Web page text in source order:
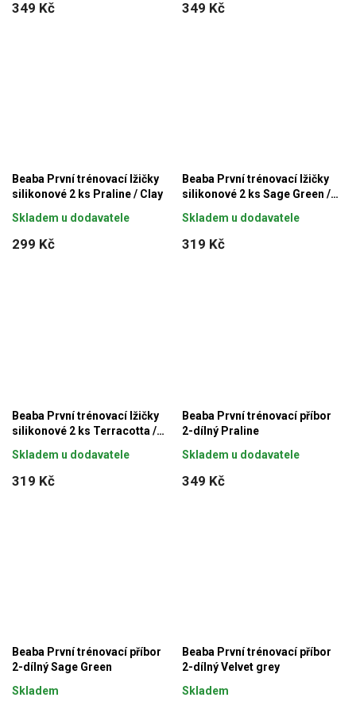
349 Kč 349 Kč
Beaba První trénovací lžičky
silikonové 2 ks Praline / Clay
299 Kč
Skladem u dodavatele
Beaba První trénovací lžičky
silikonové 2 ks Sage Green /
319 Kč
Skladem u dodavatele
Beaba První trénovací lžičky
silikonové 2 ks Terracotta /
319 Kč
Skladem u dodavatele
Beaba První trénovací příbor
2-dílný Praline
349 Kč
Skladem u dodavatele
Beaba První trénovací příbor
2-dílný Sage Green
Skladem
Beaba První trénovací příbor
2-dílný Velvet grey
Skladem